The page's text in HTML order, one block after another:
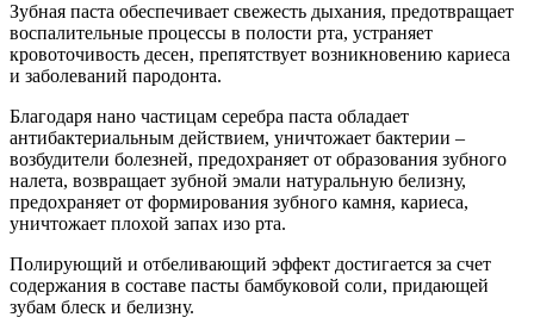
Зубная паста обеспечивает свежесть дыхания, предотвращает
воспалительные процессы в полости рта, устраняет
кровоточивость десен, препятствует возникновению кариеса
и заболеваний пародонта.
Благодаря нано частицам серебра паста обладает
антибактериальным действием, уничтожает бактерии –
возбудители болезней, предохраняет от образования зубного
налета, возвращает зубной эмали натуральную белизну,
предохраняет от формирования зубного камня, кариеса,
уничтожает плохой запах изо рта.
Полирующий и отбеливающий эффект достигается за счет
содержания в составе пасты бамбуковой соли, придающей
зубам блеск и белизну.